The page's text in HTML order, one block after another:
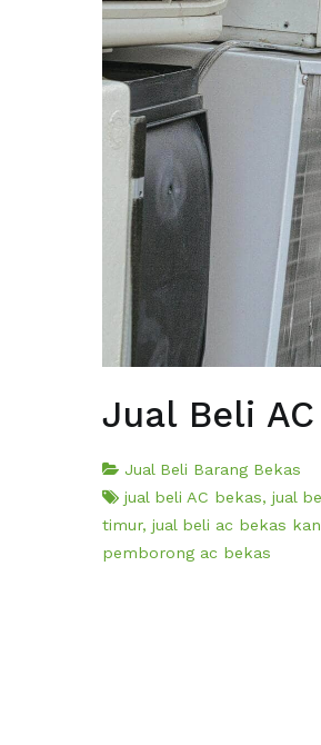
Jual Beli
Jual Beli Barang Bekas
jual beli AC bekas, jual
timur, jual beli ac bekas
pemborong ac bekas